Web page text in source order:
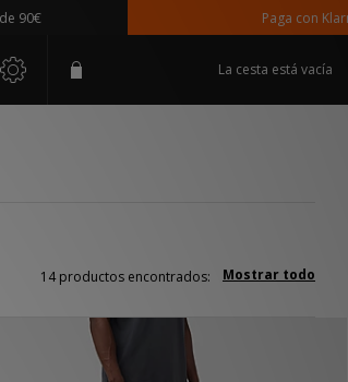
Paga con Klarna
La cesta está vacía
Mostrar todo
14 productos encontrados: